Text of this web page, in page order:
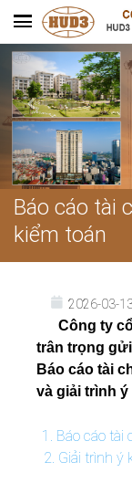
Báo cáo tài
kiểm toán
2026-03-
Công ty
trân trọng
Báo cáo tài
và giải trình
1. Báo cáo tài
2. Giải trình ý